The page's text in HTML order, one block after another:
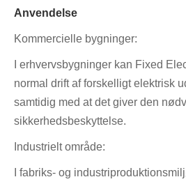
Anvendelse
Kommercielle bygninger:
I erhvervsbygninger kan Fixed
normal drift af forskelligt elektrisk
samtidig med at det giver den
sikkerhedsbeskyttelse.
Industrielt område:
I fabriks- og